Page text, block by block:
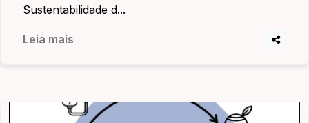
Sustentabilidade d...
Leia mais